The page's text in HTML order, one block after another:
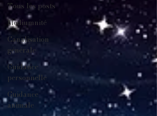
Tous les posts
Médiumnité
Canalisation
générale
Guidance
personnelle
Guidance
animale